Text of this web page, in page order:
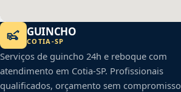
GUINCHO
COTIA -SP
Serviços de guincho 24h e reboque com
atendimento em Cotia-SP. Profissionais
qualificados, orçamento sem compromisso